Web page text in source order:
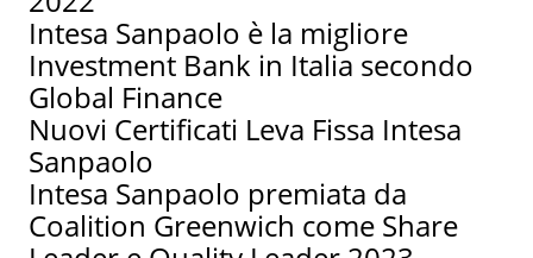
Intesa Sanpaolo è la migliore
Investment Bank in Italia secondo
Global Finance
Nuovi Certificati Leva Fissa Intesa
Sanpaolo
Intesa Sanpaolo premiata da
Coalition Greenwich come Share